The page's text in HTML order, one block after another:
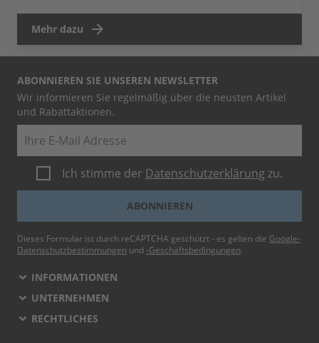
Mehr dazu
ABONNIEREN SIE UNSEREN NEWSLETTER
Wir informieren Sie regelmäßig über die neusten Artikel
und Rabattaktionen.
Ich stimme der Datenschutzerklärung zu.
ABONNIEREN
Dieses Formular ist durch reCAPTCHA geschützt - es gelten die Google-
Datenschutzbestimmungen und -Geschäftsbedingungen.
INFORMATIONEN
UNTERNEHMEN
RECHTLICHES